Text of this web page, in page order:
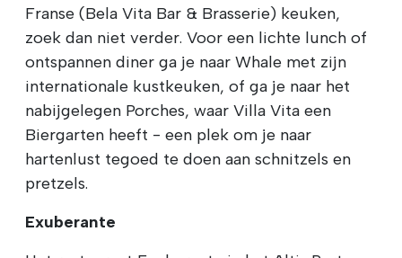
Franse (Bela Vita Bar & Brasserie) keuken,
zoek dan niet verder. Voor een lichte lunch of
ontspannen diner ga je naar Whale met zijn
internationale kustkeuken, of ga je naar het
nabijgelegen Porches, waar Villa Vita een
Biergarten heeft - een plek om je naar
hartenlust tegoed te doen aan schnitzels en
pretzels.
Exuberante